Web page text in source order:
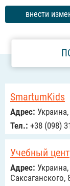
внести
SmartumKids
Адрес:
Тел.: +38 (098)
Учебный
Адрес:
Саксаганского,